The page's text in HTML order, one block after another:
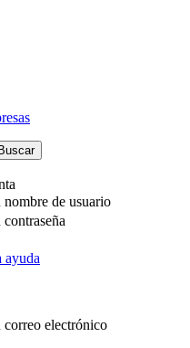
nombre de usuario
contraseña
ayuda
correo electrónico